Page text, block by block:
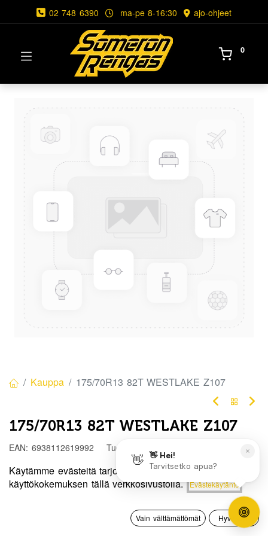
Hinta:
Lisää ostoskoriin
0
Toivelista Tili
02 748 6390 ma-pe 8-16:30 ajo-ohjeet
0
Kauppa 175/70R13 82T WESTLAKE Z107
175/70R13 82T WESTLAKE Z107
EAN: 6938112619992 Tuotekoodi:
67,50€ / kpl
3 arkipäivää
Käytämme evästeitä tarjotaksemme sinulle paremman
käyttökokemuksen tällä verkkosivustolla.
Evästekäytäntö
Vain välttämättömät Hyväksyn